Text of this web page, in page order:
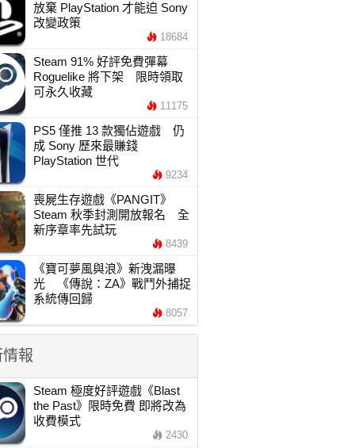
放棄 PlayStation 才能迫 Sony
改變政策
18684
Steam 91% 好評免費彈幕
Roguelike 將下架 限時領取
可永久收藏
11175
PS5 僅推 13 款獨佔遊戲 仍
成 Sony 歷來最賺錢
PlayStation 世代
9234
喪屍生存遊戲《PANGIT》
Steam 秋季封測開放報名 全
新序章率先試玩
8439
《寶可夢風與浪》新洩漏曝
光 《傳說：ZA》戰鬥外捕捉
系統傳回歸
8057
報
Steam 極度好評遊戲《Blast
the Past》限時免費 即將改為
收費模式
2430